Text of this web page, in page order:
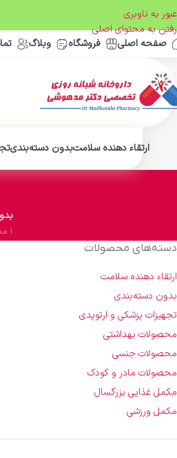
عبور به ناوبری
رفتن به محتوای اصلی
صفحه اصلی
فروشگاه وبلاگ
ارتقاء دهنده سلامتبدون دسته‌بندی
1 محصولات
دسته‌های محصولات
ارتقاء دهنده سلامت
بدون دسته‌بندی
تجهیزات پزشکی و ارتوپدی
محصولات بهداشتی
محصولات جنسی
محصولات مادر و کودک
مکمل غذایی بزرگسال
مکمل ورزشی